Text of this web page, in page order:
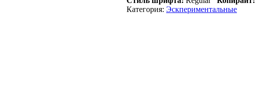
Категория: Эскпериментальные